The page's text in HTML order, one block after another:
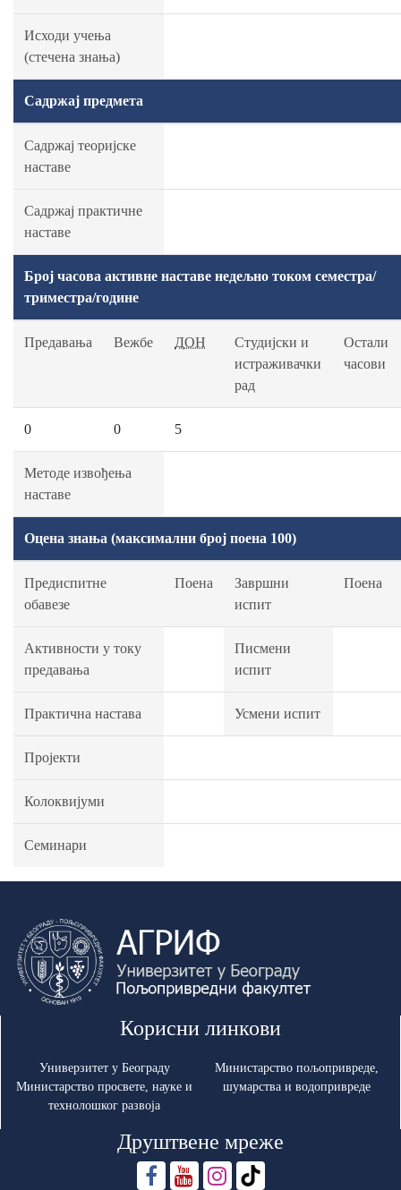
Исходи учења
(стечена знања)
Садржај предмета
Садржај теоријске
наставе
Садржај практичне
наставе
Број часова активне наставе недељно током семестра/
триместра/године
Предавања Вежбе ДОН
Студијски и
истраживачки
рад
Остали
часови
0 0 5
Методе извођења
наставе
Оцена знања (максимални број поена 100)
Предиспитне
обавезе
Поена
Завршни
испит
Поена
Активности у току
предавања
Писмени
испит
Практична настава Усмени испит
Пројекти
Колоквијуми
Семинари
Корисни линкови
Универзитет у Београду
Министарство просвете, науке и
технолошког развоја
Министарство пољопривреде,
шумарства и водопривреде
Друштвене мреже